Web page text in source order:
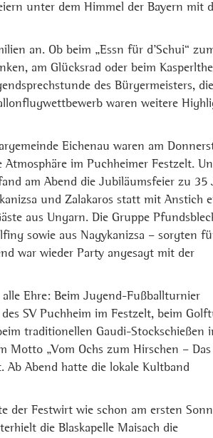
unter dem Himmel der Bayern mit
an. Ob beim „Essn für d’Schui“
am Glücksrad oder beim
des Bürgermeisters, die
waren weitere
Eichenau waren am
im Puchheimer Festzelt.
am Abend die Jubiläumsfeier zu 35
und Zalakaros statt mit Anstich
aus Ungarn. Die Gruppe
sowie aus Nagykanizsa – sorgten
war wieder Party angesagt mit der
Ehre: Beim Jugend-Fußballturnier
SV Puchheim im Festzelt, beim
traditionellen Gaudi-Stockschießen
Motto „Vom Ochs zum Hirschen –
Ab Abend hatte die lokale Kultband
der Festwirt wie schon am ersten
die Blaskapelle Maisach die